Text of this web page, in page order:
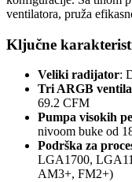
ventilatora, pruža
Ključne
Veliki radijator:
Tri ARGB
69.2 CFM
Pumpa visokih
nivoom buke od
Podrška za
LGA1700,
AM3+, FM2+)